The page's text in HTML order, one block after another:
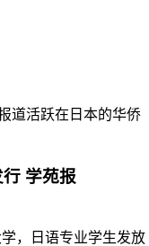
道活跃在日本的华侨
学苑报
，日语专业学生发放